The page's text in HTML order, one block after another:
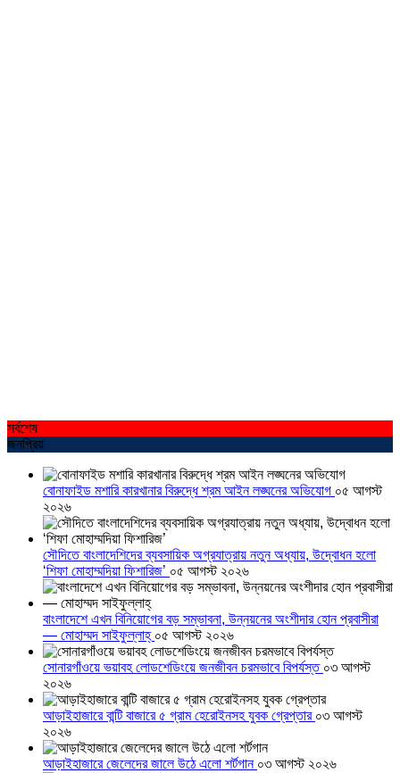
সর্বশেষ
জনপ্রিয়
বোনাফাইড মশারি কারখানার বিরুদ্ধে শ্রম আইন লঙ্ঘনের অভিযোগ ০৫ আগস্ট
২০২৬
সৌদিতে বাংলাদেশিদের ব্যবসায়িক অগ্রযাত্রায় নতুন অধ্যায়, উদ্বোধন হলো
‘শিফা মোহাম্মদিয়া ফিশারিজ’ ০৫ আগস্ট ২০২৬
বাংলাদেশে এখন বিনিয়োগের বড় সম্ভাবনা, উন্নয়নের অংশীদার হোন প্রবাসীরা
— মোহাম্মদ সাইফুল্লাহ্ ০৫ আগস্ট ২০২৬
সোনারগাঁওয়ে ভয়াবহ লোডশেডিংয়ে জনজীবন চরমভাবে বিপর্যস্ত ০৩ আগস্ট
২০২৬
আড়াইহাজারে বান্টি বাজারে ৫ গ্রাম হেরোইনসহ যুবক গ্রেপ্তার ০৩ আগস্ট
২০২৬
আড়াইহাজারে জেলেদের জালে উঠে এলো শর্টগান ০৩ আগস্ট ২০২৬